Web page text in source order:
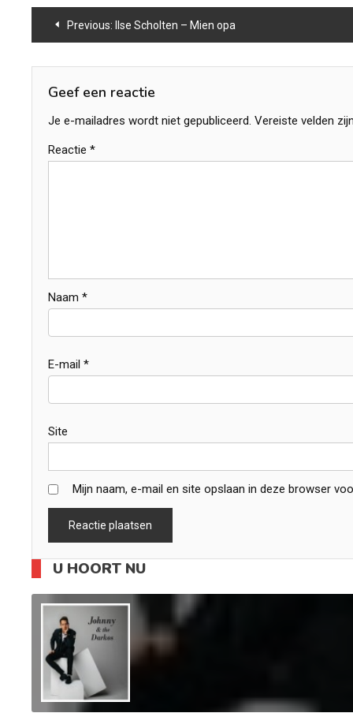
Bericht
navigatie
Previous: Ilse Scholten – Mien opa
Geef een reactie
Je e-mailadres wordt niet gepubliceerd. Vereiste velden
Reactie *
Naam *
E-mail *
Site
Mijn naam, e-mail en site opslaan in deze browser
U HOORT NU